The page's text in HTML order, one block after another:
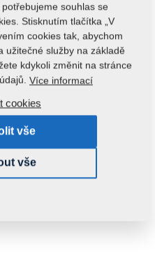
stroje:
kg
souhlas se
Stisknutím tlačítka „V
cookies tak, abychom
užitečné služby na základě
kdykoli změnit na stránce
Více informací
cookies
vše
vše